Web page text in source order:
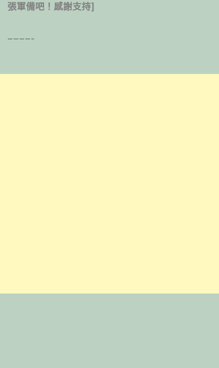
張軍備吧！感謝支持]
————–